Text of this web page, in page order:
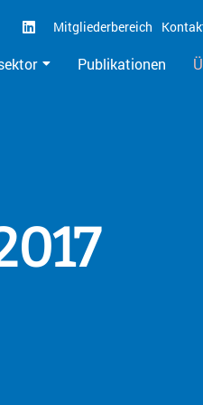
Mitgliederbereich
Publikationen